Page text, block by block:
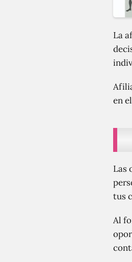
La
en
Las
tus
Al